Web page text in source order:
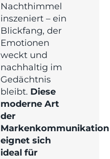
Nachthimmel
inszeniert – ein
Blickfang, der
Emotionen
weckt und
nachhaltig im
Gedächtnis
bleibt. Diese
moderne Art
der
Markenkommunikation
eignet sich
ideal für